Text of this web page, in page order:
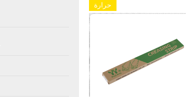
حرارة